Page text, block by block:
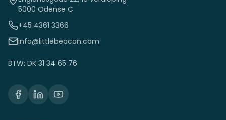
5000 Odense C
+45 4361 3366
info@littlebeacon.com
BTW: DK 31 34 65 76